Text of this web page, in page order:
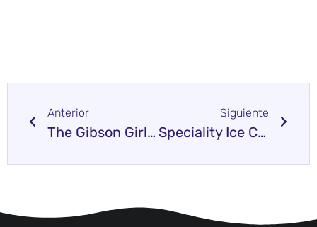
Anterior
The Gibson Girl Ice Cream Parlour
Siguiente
Speciality Ice Cream